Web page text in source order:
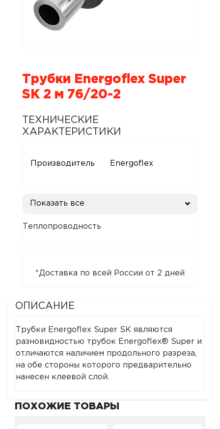
Трубки Energoflex Super
SK 2 м 76/20-2
ТЕХНИЧЕСКИЕ
ХАРАКТЕРИСТИКИ
Производитель Energoflex
Показать все
Теплопроводность
*Доставка по всей России от 2 дней
ОПИСАНИЕ
Трубки Energoflex Super SK являются
разновидностью трубок Energoflex® Super и
отличаются наличием продольного разреза,
на обе стороны которого предварительно
нанесен клеевой слой.
ПОХОЖИЕ ТОВАРЫ